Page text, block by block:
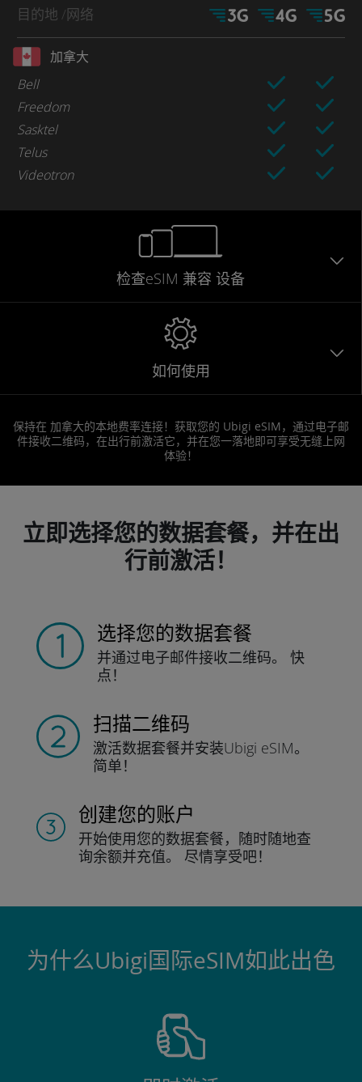
目的地 /网络
加拿大
Bell
Freedom
Sasktel
Telus
Videotron
检查eSIM 兼容 设备
如何使用
保持在 加拿大的本地费率连接！获取您的 Ubigi eSIM，通过电子邮
件接收二维码，在出行前激活它，并在您一落地即可享受无缝上网
体验！
立即选择您的数据套餐，并在出
行前激活！
选择您的数据套餐
并通过电子邮件接收二维码。
快
点！
扫描二维码
激活数据套餐并安装Ubigi eSIM。
简单！
创建您的账户
开始使用您的数据套餐，随时随地查
询余额并充值。 尽情享受吧！
为什么Ubigi国际eSIM如此出色